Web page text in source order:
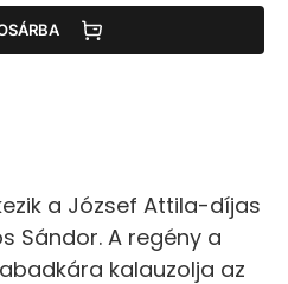
a József Attila-díjas
Sándor. A regény a
kalauzolja az